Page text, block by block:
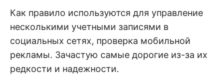
Как правило используются для управление
несколькими учетными записями в
социальных сетях, проверка мобильной
рекламы. Зачастую самые дорогие из-за их
редкости и надежности.